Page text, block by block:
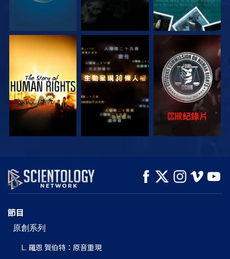
觀看 觀看 觀看
觀看 探索系列節目
節目
原創系列
L. 羅恩 賀伯特：原音重現